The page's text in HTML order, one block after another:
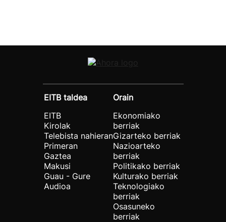
EITB taldea
EITB
Kirolak
Telebista nahieran
Primeran
Gaztea
Makusi
Guau - Gure
Audioa
Orain
Ekonomiako
berriak
Gizarteko berriak
Nazioarteko
berriak
Politikako berriak
Kulturako berriak
Teknologiako
berriak
Osasuneko
berriak